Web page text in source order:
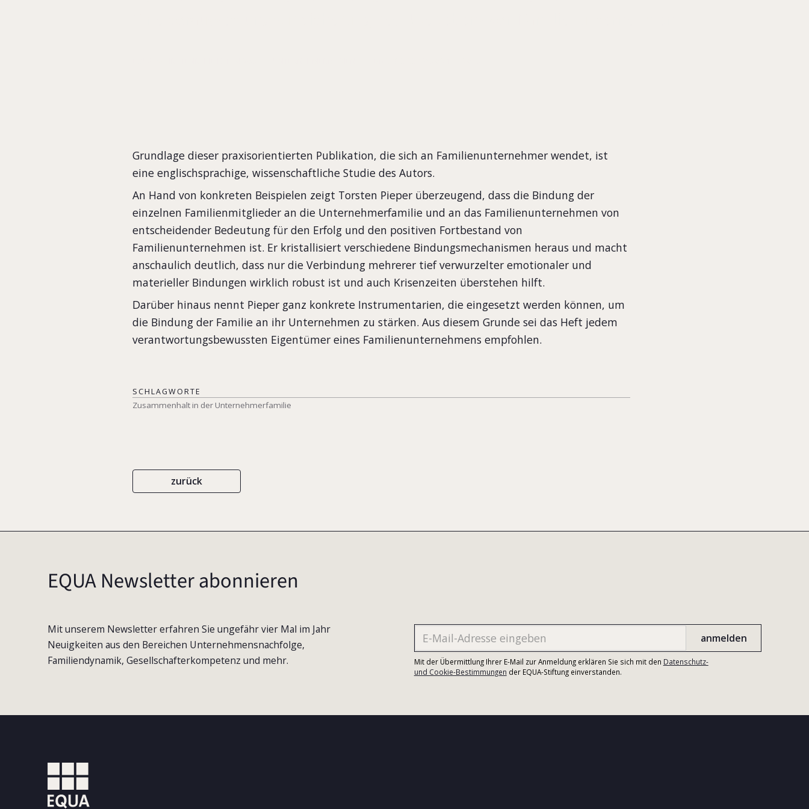
Grundlage dieser praxisorientierten Publikation, die sich an Familienunternehmer wendet, ist
eine englischsprachige, wissenschaftliche Studie des Autors.
An Hand von konkreten Beispielen zeigt Torsten Pieper überzeugend, dass die Bindung der
einzelnen Familienmitglieder an die Unternehmerfamilie und an das Familienunternehmen von
entscheidender Bedeutung für den Erfolg und den positiven Fortbestand von
Familienunternehmen ist. Er kristallisiert verschiedene Bindungsmechanismen heraus und macht
anschaulich deutlich, dass nur die Verbindung mehrerer tief verwurzelter emotionaler und
materieller Bindungen wirklich robust ist und auch Krisenzeiten überstehen hilft.
Darüber hinaus nennt Pieper ganz konkrete Instrumentarien, die eingesetzt werden können, um
die Bindung der Familie an ihr Unternehmen zu stärken. Aus diesem Grunde sei das Heft jedem
verantwortungsbewussten Eigentümer eines Familienunternehmens empfohlen.
SCHLAGWORTE
Zusammenhalt in der Unternehmerfamilie
zurück
EQUA Newsletter abonnieren
Mit unserem Newsletter erfahren Sie ungefähr vier Mal im Jahr
Neuigkeiten aus den Bereichen Unternehmensnachfolge,
Familiendynamik, Gesellschafterkompetenz und mehr.
Mit der Übermittlung Ihrer E-Mail zur Anmeldung erklären Sie sich mit den Datenschutz-
und Cookie-Bestimmungen der EQUA-Stiftung einverstanden.